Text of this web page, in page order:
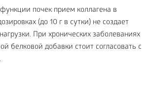
почек прием коллагена в
(до 10 г в сутки) не создает
При хронических заболеваниях
белковой добавки стоит согласовать с